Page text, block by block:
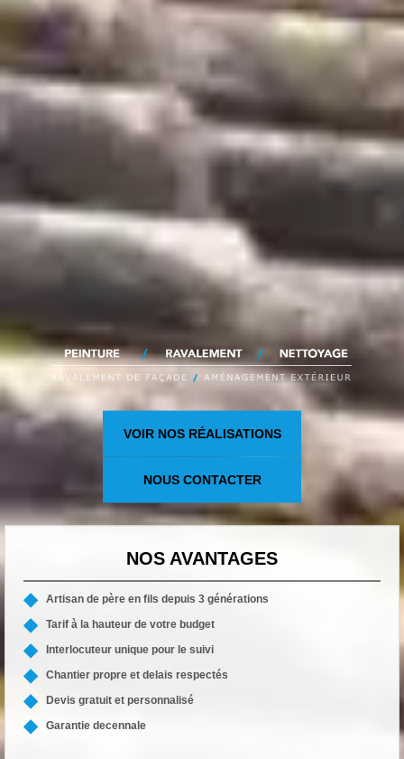
VOIR NOS RÉALISATIONS
NOUS CONTACTER
NOS AVANTAGES
Artisan de père en fils depuis 3 générations
Tarif à la hauteur de votre budget
Interlocuteur unique pour le suivi
Chantier propre et delais respectés
Devis gratuit et personnalisé
Garantie decennale